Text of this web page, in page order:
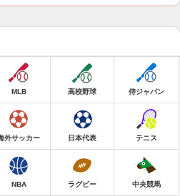
MLB 高校野球 侍ジャパン
外サッカー 日本代表 テニス
NBA ラグビー 中央競馬